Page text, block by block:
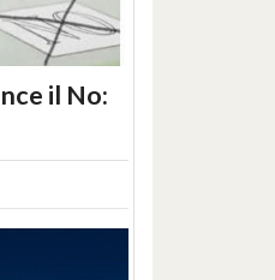
il No: